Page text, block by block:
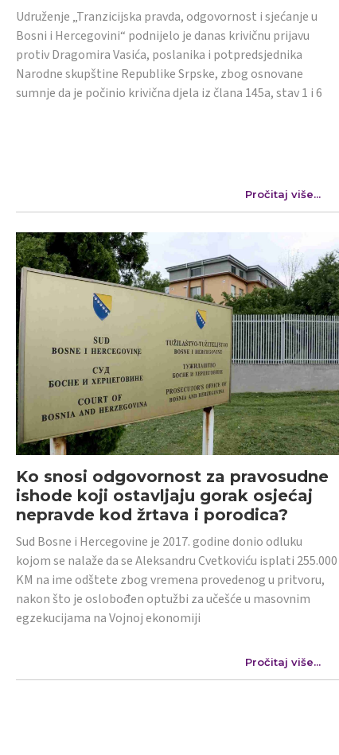
Udruženje „Tranzicijska pravda, odgovornost i sjećanje u
Bosni i Hercegovini“ podnijelo je danas krivičnu prijavu
protiv Dragomira Vasića, poslanika i potpredsjednika
Narodne skupštine Republike Srpske, zbog osnovane
sumnje da je počinio krivična djela iz člana 145a, stav 1 i 6
Pročitaj više...
Ko snosi odgovornost za pravosudne
ishode koji ostavljaju gorak osjećaj
nepravde kod žrtava i porodica?
Sud Bosne i Hercegovine je 2017. godine donio odluku
kojom se nalaže da se Aleksandru Cvetkoviću isplati 255.000
KM na ime odštete zbog vremena provedenog u pritvoru,
nakon što je oslobođen optužbi za učešće u masovnim
egzekucijama na Vojnoj ekonomiji
Pročitaj više...